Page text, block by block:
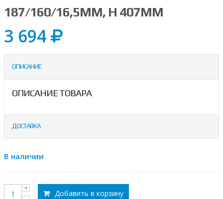
187/160/16,5ММ, H 407ММ
3 694
ОПИСАНИЕ
ОПИСАНИЕ ТОВАРА
ДОСТАВКА
В наличии
Добавить в корзину